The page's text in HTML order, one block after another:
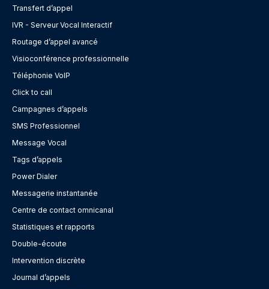
Transfert d’appel
IVR - Serveur Vocal Interactif
Routage d’appel avancé
Visioconférence professionnelle
Téléphonie VoIP
Click to call
Campagnes d’appels
SMS Professionnel
Message Vocal
Tags d’appels
Power Dialer
Messagerie instantanée
Centre de contact omnicanal
Statistiques et rapports
Double-écoute
Intervention discrète
Journal d’appels